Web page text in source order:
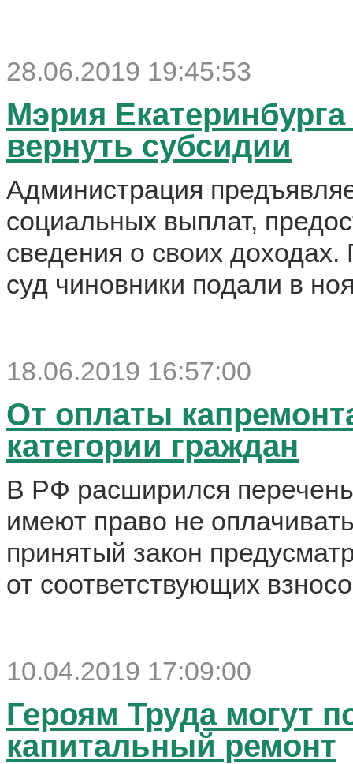
28.06.2019 19:45:53
Мэрия Екатеринбурга
вернуть субсидии
Администрация
социальных выплат,
сведения о своих
суд чиновники подали в
18.06.2019 16:57:00
От оплаты
категории граждан
В РФ расширился
имеют право не
принятый закон
от соответствующих
10.04.2019 17:09:00
Героям Труда могут
капитальный ремонт